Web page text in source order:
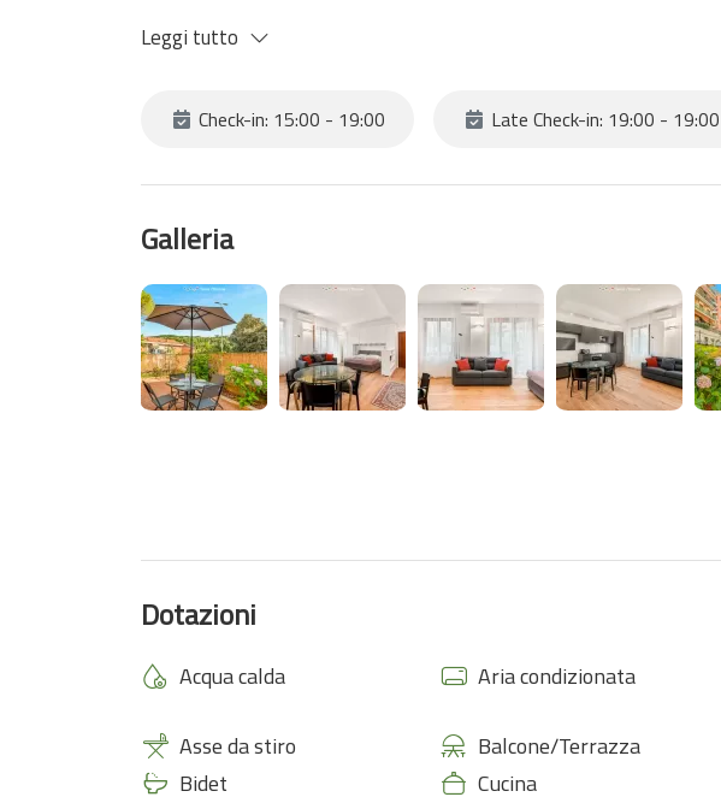
famiglie o piccoli gruppi (fino a 4 persone).
🍳 Angolo cottura attrezzato: tutto il necessario per cucinare in autonomia.
🏡 Wi-Fi e aria condizionata
Prenota ora la tua vacanza "Nel Sole" e vivi La Spezia come un vero local!
Leggi tutto
Check-in: 15:00 - 19:00 Late Check-in: 19:00 - 19:00
Galleria
Dotazioni
Acqua calda Aria condizionata
Asse da stiro
Balcone/Terrazza
Bidet
Cucina